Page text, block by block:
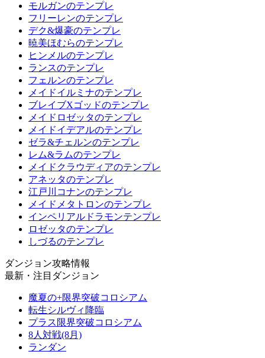
モルガンのテンプレ
フリーレンのテンプレ
デク&爆豪のテンプレ
暁美ほむらのテンプレ
ヒンメルのテンプレ
ランスのテンプレ
フェルンのテンプレ
メイドイルミナのテンプレ
ブレイブXゴッドのテンプレ
メイドロゼッタのテンプレ
メイドイデアルのテンプレ
ゼラ&チェルンのテンプレ
レム&ラムのテンプレ
メイドクラウディアのテンプレ
アネッタのテンプレ
江戸川コナンのテンプレ
メイドメタトロンのテンプレ
インペリアルドラモンテンプレ
ロゼッタのテンプレ
しづるのテンプレ
ダンジョン攻略情報
最新・注目ダンジョン
魔夏の+限界突破コロシアム
転生シルヴィ降臨
プラス限界突破コロシアム
8人対戦(8月)
ランダン